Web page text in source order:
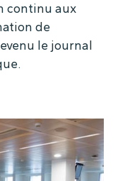
continu aux
de
le journal